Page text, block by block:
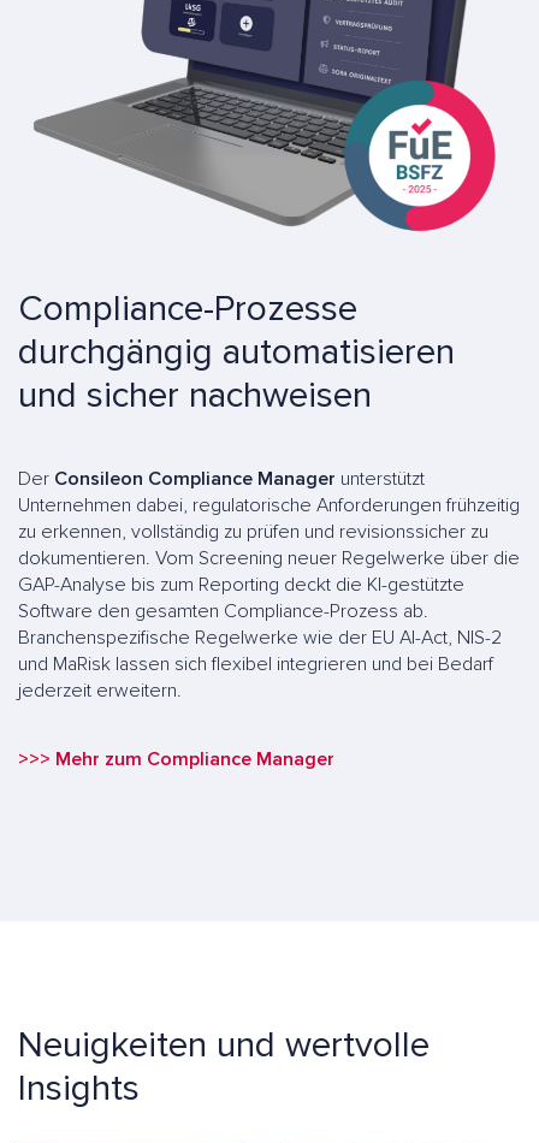
Compliance-Prozesse
durchgängig automatisieren
und sicher nachweisen
Der Consileon Compliance Manager unterstützt
Unternehmen dabei, regulatorische Anforderungen frühzeitig
zu erkennen, vollständig zu prüfen und revisionssicher zu
dokumentieren. Vom Screening neuer Regelwerke über die
GAP-Analyse bis zum Reporting deckt die KI-gestützte
Software den gesamten Compliance-Prozess ab.
Branchenspezifische Regelwerke wie der EU AI-Act, NIS-2
und MaRisk lassen sich flexibel integrieren und bei Bedarf
jederzeit erweitern.
>>> Mehr zum Compliance Manager
Neuigkeiten und wertvolle
Insights